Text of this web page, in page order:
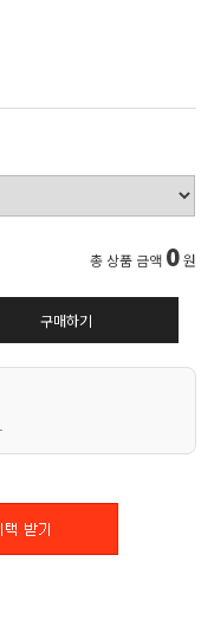
총 상품 금액 0원
구매하기